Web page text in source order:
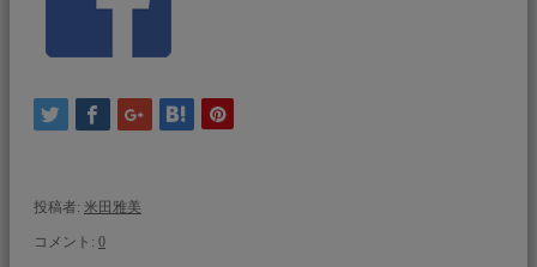
投稿者: 米田雅美
コメント: 0